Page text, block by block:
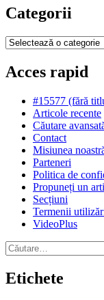
Categorii
Categorii
Acces rapid
#15577 (fără
Articole recente
Căutare
Contact
Misiunea
Parteneri
Politica de
Propuneți un
Secțiuni
Termenii
VideoPlus
Caută
după:
Etichete